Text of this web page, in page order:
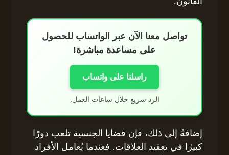
تواصل معنا الآن عبر الواتساب للحصول
على مساعدة مباشرة!
راسلنا على واتساب
الرد سريع خلال ساعات العمل.
إضافةً إلى ذلك، فإن قضايا الجنسية تلعب دورًا
كبيرًا في تعقيد العلاقات. فعندما يُعامل الأفراد